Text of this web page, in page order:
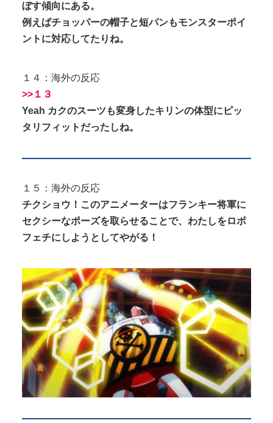
ぼす傾向にある。
例えばチョッパーの帽子と短パンもモンスターポイ
ントに対応してたりね。
１４：海外の反応
>>１３
Yeah カクのスーツも変身したキリンの体型にピッ
タリフィットだったしね。
１５：海外の反応
チクショウ！このアニメーターはフランキー将軍に
セクシーなポーズを取らせることで、わたしをロボ
フェチにしようとしてやがる！